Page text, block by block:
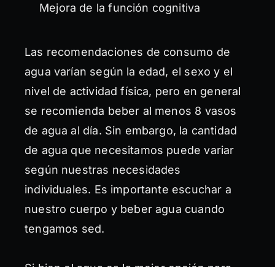
Mejora de la función cognitiva
Las recomendaciones de consumo de
agua varían según la edad, el sexo y el
nivel de actividad física, pero en general
se recomienda beber al menos 8 vasos
de agua al día. Sin embargo, la cantidad
de agua que necesitamos puede variar
según nuestras necesidades
individuales. Es importante escuchar a
nuestro cuerpo y beber agua cuando
tengamos sed.